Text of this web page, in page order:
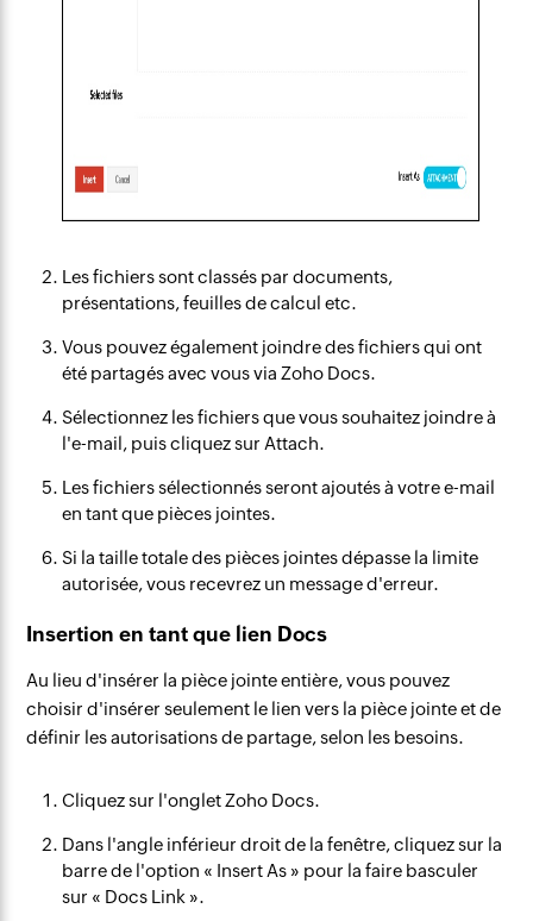
Les fichiers sont classés par documents,
présentations, feuilles de calcul etc.
Vous pouvez également joindre des fichiers qui ont
été partagés avec vous via Zoho Docs.
Sélectionnez les fichiers que vous souhaitez joindre à
l'e-mail, puis cliquez sur Attach.
Les fichiers sélectionnés seront ajoutés à votre e-mail
en tant que pièces jointes.
Si la taille totale des pièces jointes dépasse la limite
autorisée, vous recevrez un message d'erreur.
Insertion en tant que lien Docs
Au lieu d'insérer la pièce jointe entière, vous pouvez
choisir d'insérer seulement le lien vers la pièce jointe et de
définir les autorisations de partage, selon les besoins.
Cliquez sur l'onglet Zoho Docs.
Dans l'angle inférieur droit de la fenêtre, cliquez sur la
barre de l'option « Insert As » pour la faire basculer
sur « Docs Link ».